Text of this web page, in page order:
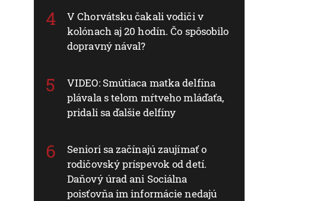
V Chorvátsku čakali vodiči v
kolónach aj 20 hodín. Čo spôsobilo
dopravný nával?
VIDEO: Smútiaca matka delfína
plávala s telom mŕtveho mláďaťa,
pridali sa ďalšie delfíny
Seniori sa začínajú zaujímať o
rodičovský príspevok od detí.
Daňový úrad ani Sociálna
poisťovňa im informácie nedajú